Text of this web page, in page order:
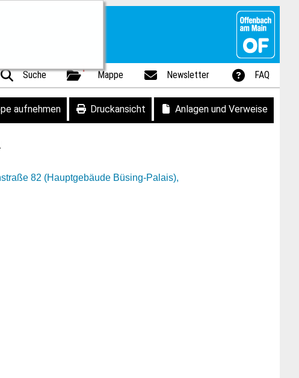
Suche
1
Mappe Newsletter FAQ
aufnehmen Druckansicht Anlagen und Verweise
82 (Hauptgebäude Büsing-Palais),